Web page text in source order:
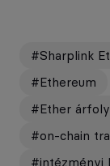
#Sharplink
#Ethereum
#Ether
#on-chain
#intézményi